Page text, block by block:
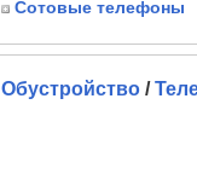
Сотовые телефоны
Обустройство /